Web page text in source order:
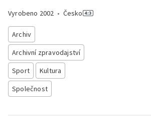
Vyrobeno 2002 • Česko
Archiv
Archivní zpravodajství
Sport
Kultura
Společnost